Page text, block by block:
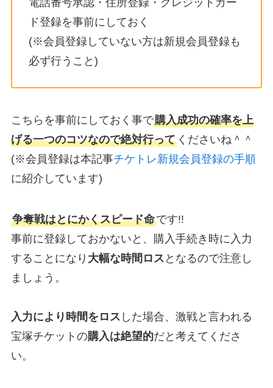
ド登録を事前にしておく
(※会員登録していない方は新規会員登録も
必ず行うこと)
こちらを事前にしておく事で購入成功の確率を上
げる一つのコツなので絶対行ってくださいね＾＾
(※会員登録は本記事チケトレ新規会員登録の手順
に紹介しています)
争奪戦はとにかくスピード命です!!
事前に登録しておかないと、購入手続き時に入力
することになり 大幅な時間ロス となるので注意し
ましょう。
入力により時間をロス した場合、激戦と言われる
宝塚チケットの購入は絶望的だと考えてくださ
い。